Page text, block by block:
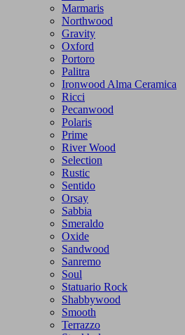
Marmaris
Northwood
Gravity
Oxford
Portoro
Palitra
Ironwood Alma Ceramica
Ricci
Pecanwood
Polaris
Prime
River Wood
Selection
Rustic
Sentido
Orsay
Sabbia
Smeraldo
Oxide
Sandwood
Sanremo
Soul
Statuario Rock
Shabbywood
Smooth
Terrazzo